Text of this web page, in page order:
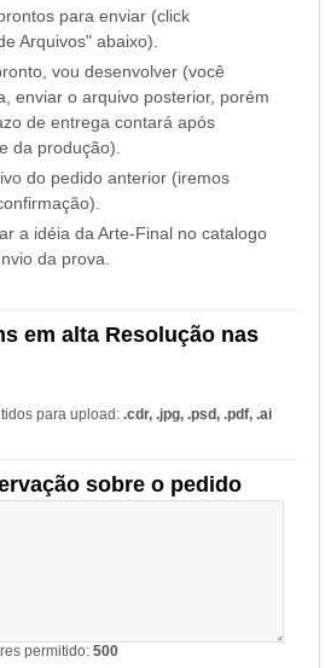
para enviar (click
Arquivos" abaixo).
vou desenvolver (você
enviar o arquivo posterior, porém
de entrega contará após
da produção).
do pedido anterior (iremos
a idéia da Arte-Final no catalogo
da prova.
em alta Resolução nas
para upload:.cdr, .jpg, .psd, .pdf, .ai
sobre o pedido
permitido:500